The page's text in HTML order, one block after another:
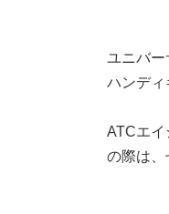
ユニバ
ハンディ
ATCエイ
の際は、